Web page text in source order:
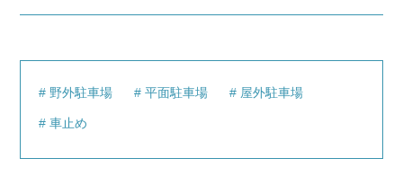
野外駐車場 平面駐車場 屋外駐車場
車止め